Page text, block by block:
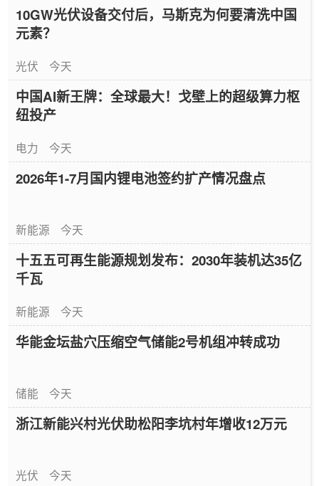
10GW光伏设备交付后，马斯克为何要清洗中国
元素？
光伏 今天
中国AI新王牌：全球最大！戈壁上的超级算力枢
纽投产
电力 今天
2026年1-7月国内锂电池签约扩产情况盘点
新能源 今天
十五五可再生能源规划发布：2030年装机达35亿
千瓦
新能源 今天
华能金坛盐穴压缩空气储能2号机组冲转成功
储能 今天
浙江新能兴村光伏助松阳李坑村年增收12万元
光伏 今天